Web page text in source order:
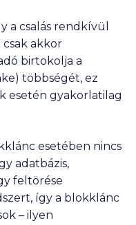
a csalás rendkívül
akkor
birtokolja a
többségét, ez
esetén gyakorlatilag
esetében nincs
adatbázis,
feltörése
így a blokklánc
– ilyen